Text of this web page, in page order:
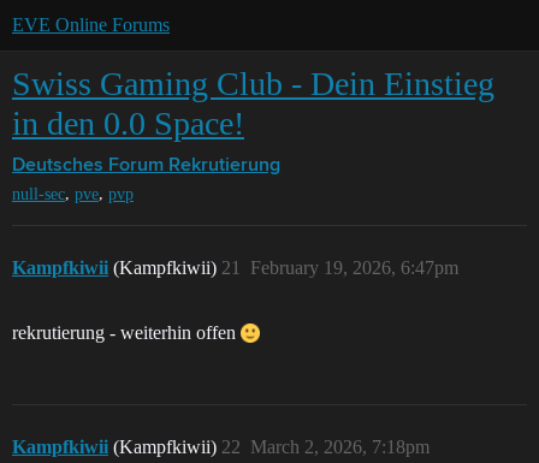
EVE Online Forums
Swiss Gaming Club - Dein Einstieg
in den 0.0 Space!
Deutsches Forum Rekrutierung
null-sec, pve, pvp
Kampfkiwii (Kampfkiwii) February 19, 2026, 6:47pm
21
rekrutierung - weiterhin offen
Kampfkiwii (Kampfkiwii) March 2, 2026, 7:18pm
22